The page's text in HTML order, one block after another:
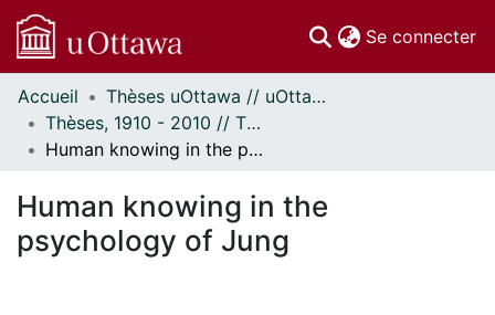
Se connecter
Communautés
et collections
Parcourir
À propos
Accueil
Thèses uOttawa // uOttawa Theses
Thèses, 1910 - 2010 // Theses, 1910 - 2010
Human knowing in the psychology of Jung
Human knowing in the
psychology of Jung